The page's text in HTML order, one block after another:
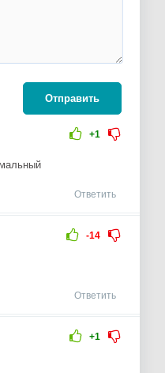
Отправить
+1
Ответить
-14
Ответить
+1